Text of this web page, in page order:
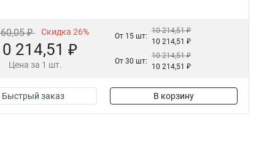
₽ Скидка 26%
214,51 ₽
Цена за 1 шт.
От 15 шт:
10 214,51 ₽
10 214,51 ₽
От 30 шт:
10 214,51 ₽
10 214,51 ₽
Быстрый заказ В корзину